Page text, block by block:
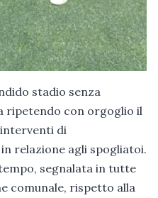
stadio senza
ripetendo con orgoglio il
di
relazione agli spogliatoi.
segnalata in tutte
comunale, rispetto alla